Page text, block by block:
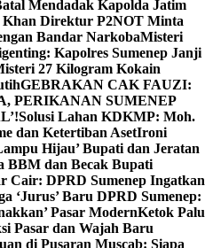
Mendadak Kapolda Jatim
Direktur P2NOT Minta
Bandar NarkobaMisteri
Kapolres Sumenep Janji
27 Kilogram Kokain
GEBRAKAN CAK FAUZI:
PERIKANAN SUMENEP
Solusi Lahan KDKMP: Moh.
dan Ketertiban AsetIroni
Hijau’ Bupati dan Jeratan
BBM dan Becak Bupati
Cair: DPRD Sumenep Ingatkan
‘Jurus’ Baru DPRD Sumenep:
Pasar ModernKetok Palu
Pasar dan Wajah Baru
di Pusaran Muscab: Siapa